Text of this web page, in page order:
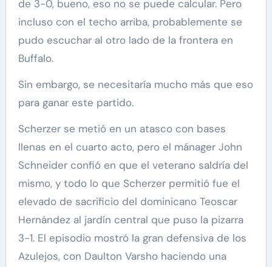
de 3-0, bueno, eso no se puede calcular. Pero
incluso con el techo arriba, probablemente se
pudo escuchar al otro lado de la frontera en
Buffalo.
Sin embargo, se necesitaría mucho más que eso
para ganar este partido.
Scherzer se metió en un atasco con bases
llenas en el cuarto acto, pero el mánager John
Schneider confió en que el veterano saldría del
mismo, y todo lo que Scherzer permitió fue el
elevado de sacrificio del dominicano Teoscar
Hernández al jardín central que puso la pizarra
3-1. El episodio mostró la gran defensiva de los
Azulejos, con Daulton Varsho haciendo una